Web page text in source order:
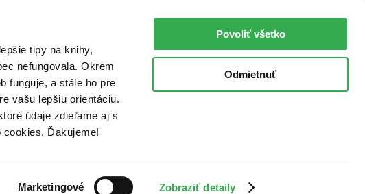
tipy na knihy,
nefungovala. Okrem
funguje, a stále ho pre
vašu lepšiu orientáciu.
údaje zdieľame aj s
Ďakujeme!
Marketingové Zobraziť detaily
Povoliť všetko
Odmietnuť